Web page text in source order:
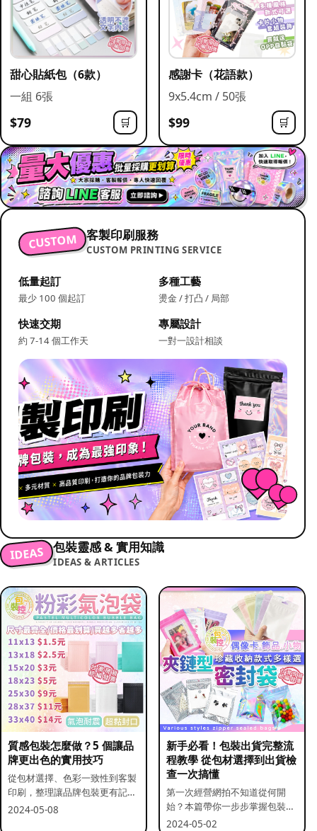
甜心貼紙包（6款）
一組 6張
$79 🛒
感謝卡（花語款）
9x5.4cm / 50張
$99 🛒
CUSTOM 客製印刷服務
CUSTOM PRINTING SERVICE
低量起訂
最少 100 個起訂
多種工藝
燙金 / 打凸 / 局部
快速交期
約 7-14 個工作天
專屬設計
一對一設計相談
IDEAS 包裝靈感 & 實用知識
IDEAS & ARTICLES
質感包裝怎麼做？5 個讓品
牌更出色的實用技巧
從包材選擇、色彩一致性到客製
印刷，整理讓品牌包裝更有記憶
點的實用做法。
2024-05-08
新手必看！包裝出貨完整流
程教學 從包材選擇到出貨檢
查一次搞懂
第一次經營網拍不知道從何開
始？本篇帶你一步步掌握包裝流
程與出貨前檢查重點。
2024-05-02